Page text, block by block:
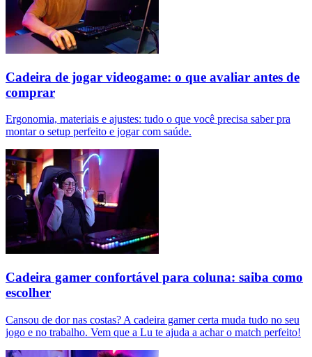
Cadeira de jogar videogame: o que avaliar antes de
comprar
Ergonomia, materiais e ajustes: tudo o que você precisa saber pra
montar o setup perfeito e jogar com saúde.
Cadeira gamer confortável para coluna: saiba como
escolher
Cansou de dor nas costas? A cadeira gamer certa muda tudo no seu
jogo e no trabalho. Vem que a Lu te ajuda a achar o match perfeito!